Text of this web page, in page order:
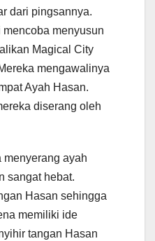
dari pingsannya.
menyusun
Magical City
mengawalinya
Ayah Hasan.
diserang oleh
menyerang ayah
sangat hebat.
Hasan sehingga
memiliki ide
tangan Hasan